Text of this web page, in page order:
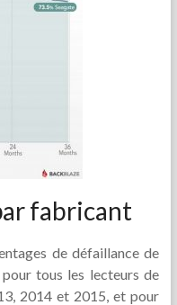
fabricant
de défaillance de
tous les lecteurs de
2014 et 2015, et pour